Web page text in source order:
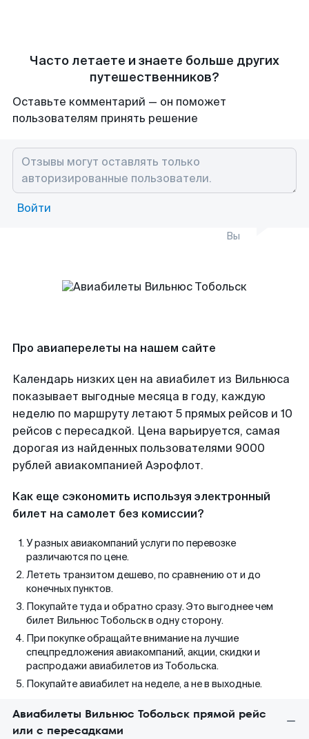
Часто летаете и знаете больше других
путешественников?
Оставьте комментарий — он поможет
пользователям принять решение
Войти
Вы
Про авиаперелеты на нашем сайте
Календарь низких цен на авиабилет из Вильнюса
показывает выгодные месяца в году, каждую
неделю по маршруту летают 5 прямых рейсов и 10
рейсов с пересадкой. Цена варьируется, самая
дорогая из найденных пользователями 9000
рублей авиакомпанией Аэрофлот.
Как еще сэкономить используя электронный
билет на самолет без комиссии?
У разных авиакомпаний услуги по перевозке
различаются по цене.
Лететь транзитом дешево, по сравнению от и до
конечных пунктов.
Покупайте туда и обратно сразу. Это выгоднее чем
билет Вильнюс Тобольск в одну сторону.
При покупке обращайте внимание на лучшие
спецпредложения авиакомпаний, акции, скидки и
распродажи авиабилетов из Тобольска.
Покупайте авиабилет на неделе, а не в выходные.
Авиабилеты Вильнюс Тобольск прямой рейс
или с пересадками